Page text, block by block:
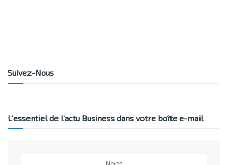
Suivez-Nous
L’essentiel de l’actu Business dans votre boîte e-mail